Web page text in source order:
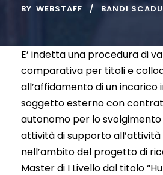
BY WEBSTAFF BANDI
E’ indetta una procedura di
comparativa per titoli e
all’affidamento di un incarico
soggetto esterno con
autonomo per lo
attività di supporto
nell’ambito del progetto di
Master di I Livello dal titolo